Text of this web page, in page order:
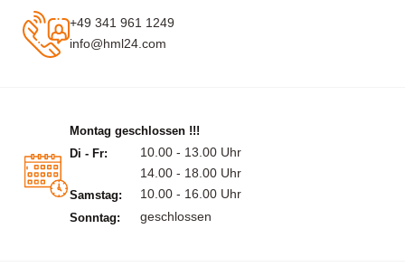
+49 341 961 1249
info@hml24.com
Montag geschlossen !!!
Di - Fr:
10.00 - 13.00 Uhr
14.00 - 18.00 Uhr
Samstag: 10.00 - 16.00 Uhr
Sonntag: geschlossen